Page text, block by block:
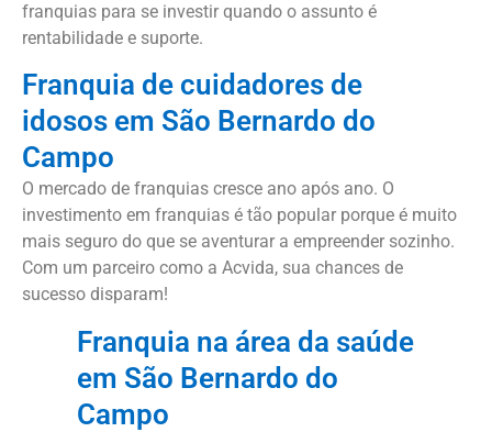
franquias para se investir quando o assunto é
rentabilidade e suporte.
Franquia de cuidadores de
idosos em São Bernardo do
Campo
O mercado de franquias cresce ano após ano. O
investimento em franquias é tão popular porque é muito
mais seguro do que se aventurar a empreender sozinho.
Com um parceiro como a Acvida, sua chances de
sucesso disparam!
Franquia na área da saúde
em São Bernardo do
Campo